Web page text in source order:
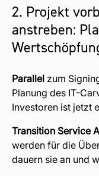
2. Projekt
anstreben:
Parallel zum
Planung des IT-
Investoren ist jetzt
Transition Service
werden für die
dauern sie an und